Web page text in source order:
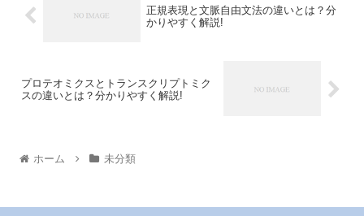
正規表現と文脈自由文法の違いとは？分
かりやすく解説!
プロテオミクスとトランスクリプトミク
スの違いとは？分かりやすく解説!
ホーム 未分類